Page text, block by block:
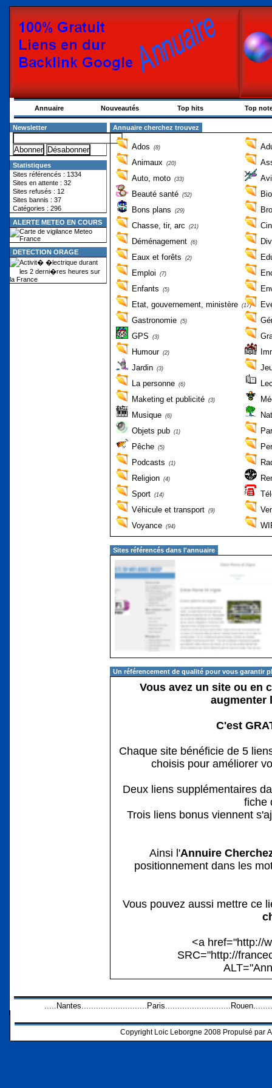
Annuaire Nouveautés Top hits Top
Newsletter
Statistiques
Sites référencés : 1334
Sites en attente : 32
Sites refusés : 12
Sites bannis : 37
Catégories : 296
ALERTE METEO EN COURS
DETECTION ORAGE
Annuaire cherchez trouvez
Ados (8)
Animaux (20)
Auto, moto (33)
Beauté santé (52)
Bons plans (29)
Chasse, tir, arc (21)
Déménagement (6)
Eaux et forêts (2)
Emploi (7)
Enfants (5)
Etat, gouvernement, ministère (17)
Gastronomie (5)
GPS (3)
Humour (2)
Jardin (3)
La personne (6)
Maketing et publicité (3)
Musique (6)
Objets pub (1)
Pêche (5)
Podcasts (1)
Religion (4)
Sport (14)
Véhicule et transport (9)
Voyance (94)
Bio
Sites référencés dans l'annuaire
Un référencement de qualité pour vous garantir
Vous avez un site ou en
augmenter
C'est
Chaque site bénéficie de 5
choisis pour améliorer
Deux liens supplémentaires
fiche
Trois liens bonus viennent
Ainsi l'Annuire
positionnement dans les
Vous pouvez aussi mettre ce
<a href="http://
SRC="http://
Copyright Loic Leborgne 2008 Propulsé par